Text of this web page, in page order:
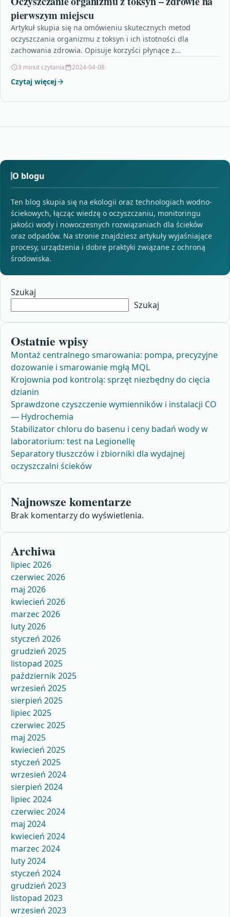
pierwszym miejscu
Artykuł skupia się na omówieniu skutecznych metod
oczyszczania organizmu z toksyn i ich istotności dla
zachowania zdrowia. Opisuje korzyści płynące z
3 minut czytania 2024-04-08
Czytaj więcej
O blogu
Ten blog skupia się na ekologii oraz technologiach wodno-
ściekowych, łącząc wiedzę o oczyszczaniu, monitoringu
jakości wody i nowoczesnych rozwiązaniach dla ścieków
oraz odpadów. Na stronie znajdziesz artykuły wyjaśniające
procesy, urządzenia i dobre praktyki związane z ochroną
środowiska.
Szukaj
Szukaj
Ostatnie wpisy
Montaż centralnego smarowania: pompa, precyzyjne
dozowanie i smarowanie mgłą MQL
Krojownia pod kontrolą: sprzęt niezbędny do cięcia
dzianin
Sprawdzone czyszczenie wymienników i instalacji CO
— Hydrochemia
Stabilizator chloru do basenu i ceny badań wody w
laboratorium: test na Legionellę
Separatory tłuszczów i zbiorniki dla wydajnej
oczyszczalni ścieków
Najnowsze komentarze
Brak komentarzy do wyświetlenia.
Archiwa
lipiec 2026
czerwiec 2026
maj 2026
kwiecień 2026
marzec 2026
luty 2026
styczeń 2026
grudzień 2025
listopad 2025
październik 2025
wrzesień 2025
sierpień 2025
lipiec 2025
czerwiec 2025
maj 2025
kwiecień 2025
styczeń 2025
wrzesień 2024
sierpień 2024
lipiec 2024
czerwiec 2024
maj 2024
kwiecień 2024
marzec 2024
luty 2024
styczeń 2024
grudzień 2023
listopad 2023
wrzesień 2023